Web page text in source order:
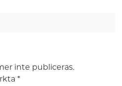
inte publiceras.
*